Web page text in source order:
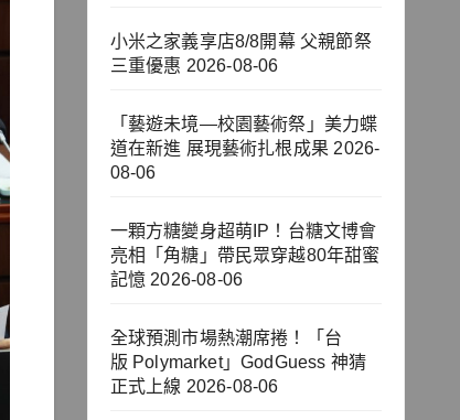
小米之家義享店8/8開幕 父親節祭
三重優惠 2026-08-06
「藝遊未境—校園藝術祭」美力蝶
道在新進 展現藝術扎根成果 2026-
08-06
一顆方糖變身超萌IP！台糖文博會
亮相「角糖」帶民眾穿越80年甜蜜
記憶 2026-08-06
全球預測市場熱潮席捲！「台
版 Polymarket」GodGuess 神猜
正式上線 2026-08-06